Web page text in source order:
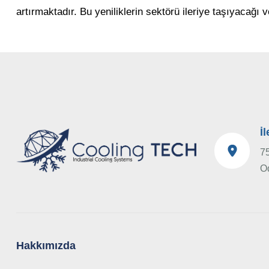
artırmaktadır. Bu yeniliklerin sektörü ileriye
Hakkımızda